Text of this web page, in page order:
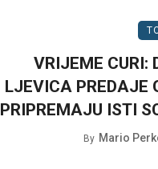
VRIJEME CURI:
LJEVICA PREDAJE
PRIPREMAJU ISTI
By Mario